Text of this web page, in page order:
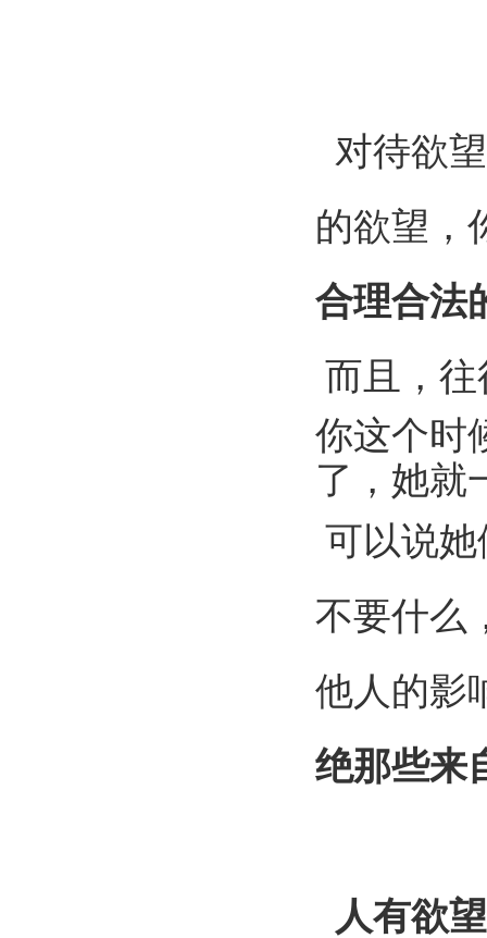
对待欲
的欲望，
合理合法
而且，
你这个时
了，她就
可以说
不要什么
他人的影
绝那些来
人有欲